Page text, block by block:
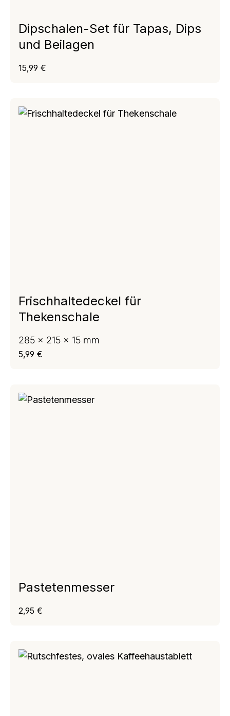
Dipschalen-Set für Tapas, Dips
und Beilagen
Regulärer Preis:
15,99 €
Frischhaltedeckel für
Thekenschale
285 x 215 x 15 mm
Regulärer Preis:
5,99 €
Pastetenmesser
Regulärer Preis:
2,95 €